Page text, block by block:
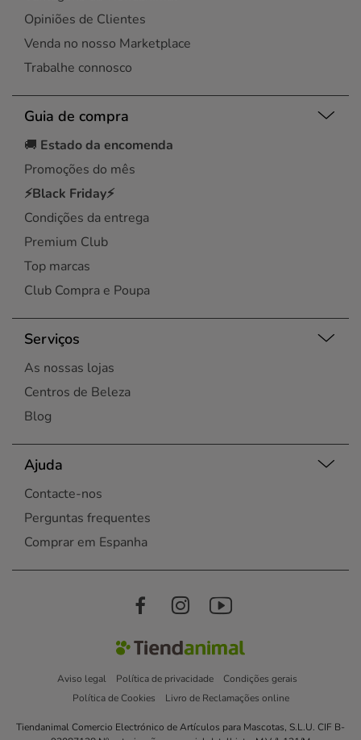
Opiniões de Clientes
Venda no nosso Marketplace
Trabalhe connosco
Guia de compra
🚚 Estado da encomenda
Promoções do mês
⚡Black Friday⚡
Condições da entrega
Premium Club
Top marcas
Club Compra e Poupa
Serviços
As nossas lojas
Centros de Beleza
Blog
Ajuda
Contacte-nos
Perguntas frequentes
Comprar em Espanha
Aviso legal Política de privacidade
Condições gerais
Política de Cookies
Livro de Reclamações online
Tiendanimal Comercio Electrónico de Artículos para Mascotas, S.L.U. CIF B-